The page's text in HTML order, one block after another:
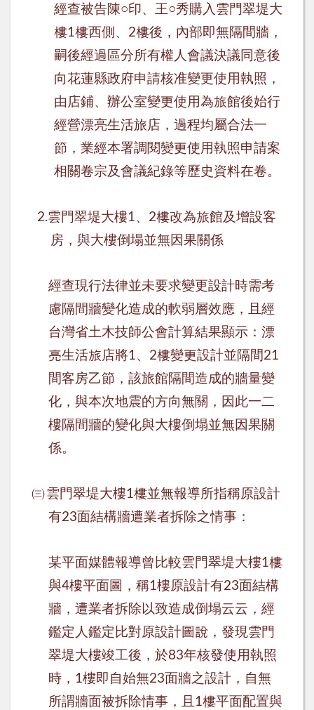
經查被告陳○印、王○秀購入雲門翠堤大
樓1樓西側、 2樓後，內部即無隔間牆，
嗣後經過區分所有權人會議決議同意後
向花蓮縣政府申請核准變更使用執照，
由店鋪、辦公室變更使用為旅館後始行
經營漂亮生活旅店，過程均屬合法一
節，業經本署調閱變更使用執照申請案
相關卷宗及會議紀錄等歷史資料在卷。
2.雲門翠堤大樓1、 2樓改為旅館及增設客
房，與大樓倒塌並無因果關係
經查現行法律並未要求變更設計時需考
慮隔間牆變化造成的軟弱層效應，且經
台灣省土木技師公會計算結果顯示： 漂
亮生活旅店將1、 2樓變更設計並隔間21
間客房乙節，該旅館隔間造成的牆量變
化，與本次地震的方向無關，因此一二
樓隔間牆的變化與大樓倒塌並無因果關
係。
㈢雲門翠堤大樓1樓並無報導所指稱原設計
有23面結構牆遭業者拆除之情事：
某平面媒體報導曾比較雲門翠堤大樓1樓
與4樓平面圖，稱1樓原設計有23面結構
牆，遭業者拆除以致造成倒塌云云，經
鑑定人鑑定比對原設計圖說，發現雲門
翠堤大樓竣工後，於83年核發使用執照
時， 1樓即自始無23面牆之設計，自無
所謂牆面被拆除情事，且 1樓平面配置與